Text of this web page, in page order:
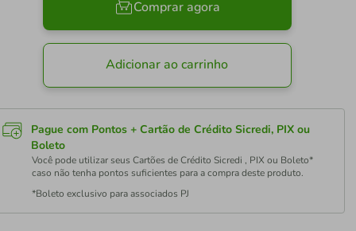
Comprar agora
Adicionar ao carrinho
Pague com Pontos + Cartão de Crédito Sicredi, PIX ou
Boleto
Você pode utilizar seus Cartões de Crédito Sicredi , PIX ou Boleto*
caso não tenha pontos suficientes para a compra deste produto.
*Boleto exclusivo para associados PJ